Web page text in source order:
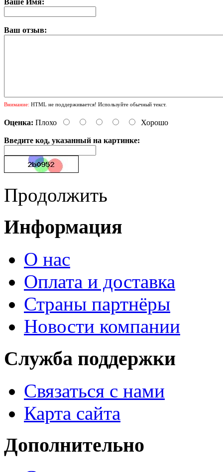
Ваш отзыв:
Внимание: HTML не поддерживается! Используйте обычный текст.
Оценка: Плохо Хорошо
Введите код, указанный на картинке:
Продолжить
Информация
О нас
Оплата и доставка
Страны партнёры
Новости компании
Служба поддержки
Связаться с нами
Карта сайта
Дополнительно